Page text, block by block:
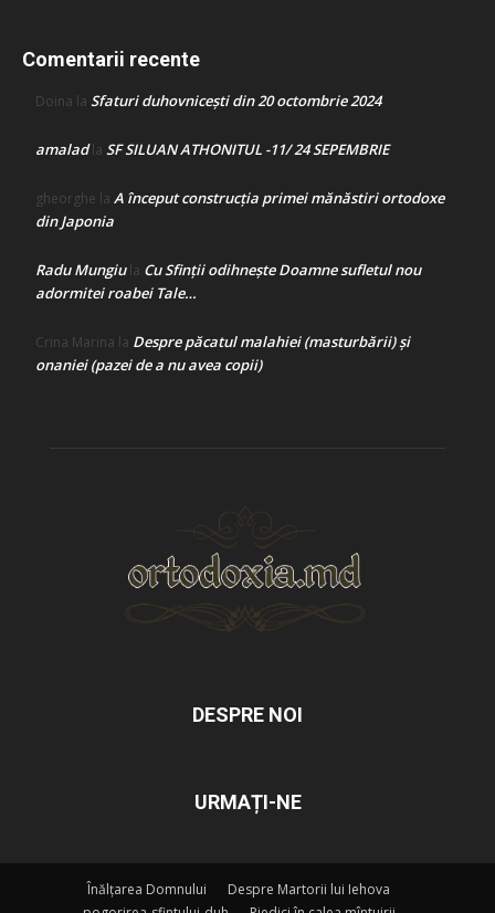
Comentarii recente
Doina la Sfaturi duhovnicești din 20 octombrie 2024
amaladla SF SILUAN ATHONITUL -11/ 24 SEPEMBRIE
gheorghe la A început construcţia primei mănăstiri ortodoxe
din Japonia
Radu Mungiula Cu Sfinții odihnește Doamne sufletul nou
adormitei roabei Tale…
Crina Marina la Despre păcatul malahiei (masturbării) şi
onaniei (pazei de a nu avea copii)
DESPRE NOI
URMAȚI-NE
Înălțarea Domnului
Despre Martorii lui Iehova